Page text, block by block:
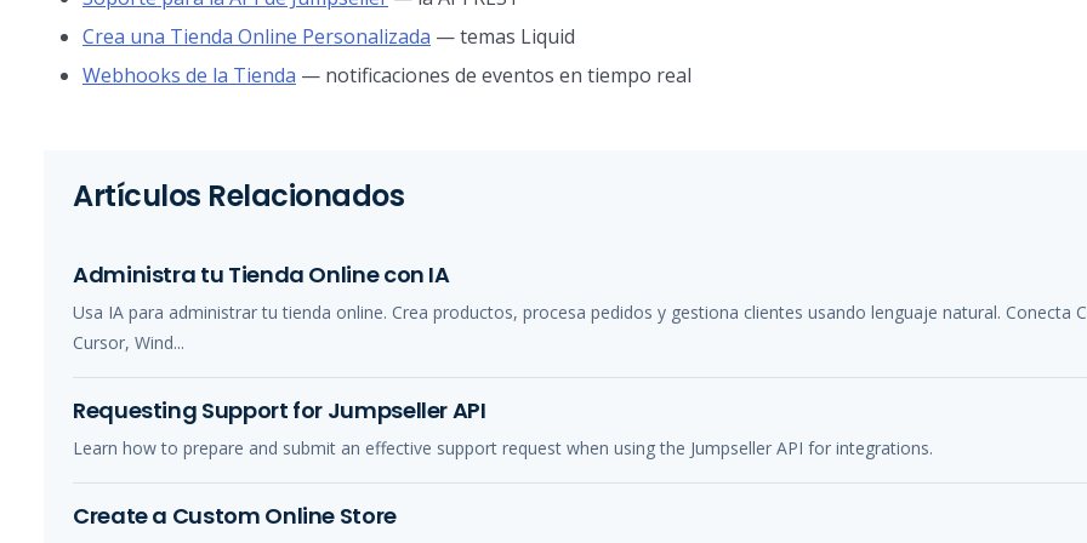
Crea una Tienda Online Personalizada — temas Liquid
Webhooks de la Tienda — notificaciones de eventos en tiempo real
Artículos Relacionados
Administra tu Tienda Online con IA
Usa IA para administrar tu tienda online. Crea productos, procesa pedidos y gestiona clientes usando lenguaje natural. Conecta
Cursor, Wind...
Requesting Support for Jumpseller API
Learn how to prepare and submit an effective support request when using the Jumpseller API for integrations.
Create a Custom Online Store